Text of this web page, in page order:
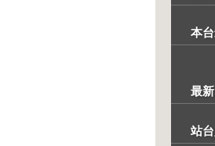
本
最
站